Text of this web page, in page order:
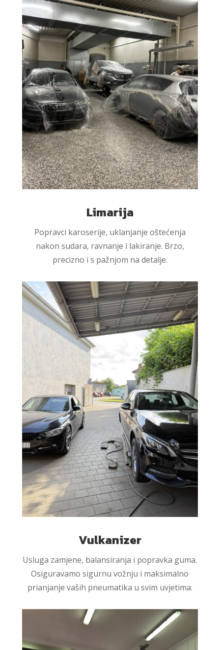
Limarija
Popravci karoserije, uklanjanje oštećenja
nakon sudara, ravnanje i lakiranje. Brzo,
precizno i s pažnjom na detalje.
Vulkanizer
Usluga zamjene, balansiranja i popravka guma.
Osiguravamo sigurnu vožnju i maksimalno
prianjanje vaših pneumatika u svim uvjetima.